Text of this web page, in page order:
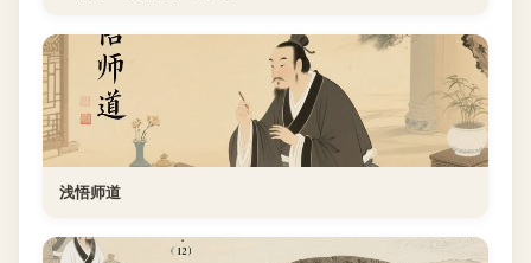
浅悟师道